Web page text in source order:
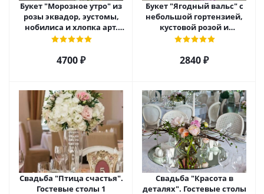
Букет "Морозное утро" из
розы эквадор, эустомы,
нобилиса и хлопка арт.
25909
4700 ₽
Букет "Ягодный вальс" с
небольшой гортензией,
кустовой розой и
альстромерией арт. 7702
2840 ₽
Свадьба "Птица счастья".
Гостевые столы 1
Свадьба "Красота в
деталях". Гостевые столы